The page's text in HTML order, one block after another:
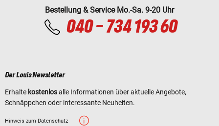
Bestellung & Service Mo.-Sa. 9-20 Uhr
040 - 734 193 60
Der Louis Newsletter
Erhalte kostenlosalle Informationen über aktuelle Angebote,
Schnäppchen oder interessante Neuheiten.
Hinweis zum Datenschutz